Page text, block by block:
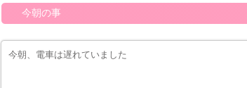
今朝の事
今朝、電車は遅れていました